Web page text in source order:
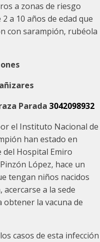
a zonas de riesgo
a 10 años de edad que
con sarampión, rubéola
Parada 3042098932
el Instituto Nacional de
han estado en
Hospital Emiro
López, hace un
tengan niños nacidos
a la sede
obtener la vacuna de
casos de esta infección